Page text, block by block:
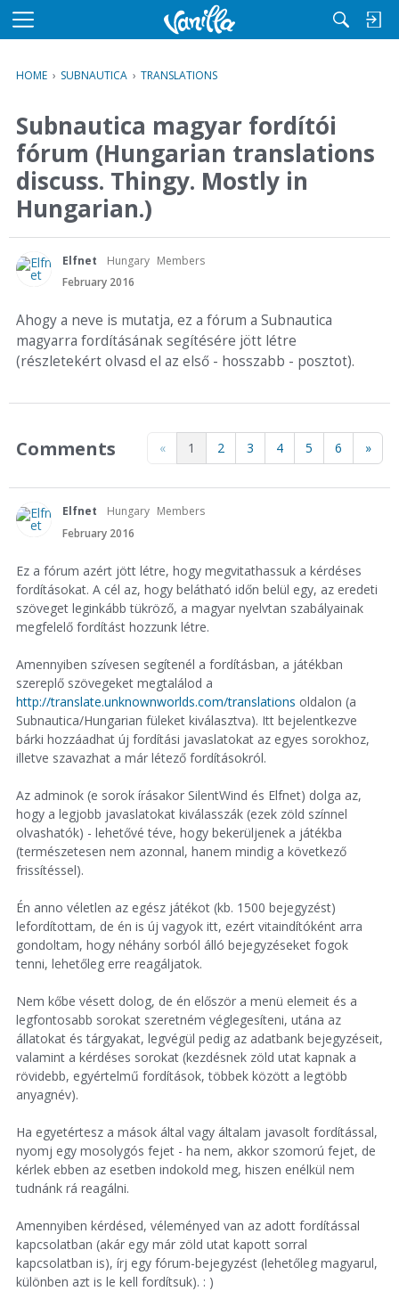
M
u
HOME › SUBNAUTICA › TRANSLATIONS
Subnautica magyar fordítói
fórum (Hungarian translations
discuss. Thingy. Mostly in
Hungarian.)
Elfnet Hungary Members
February 2016
Ahogy a neve is mutatja, ez a fórum a Subnautica
magyarra fordításának segítésére jött létre
(részletekért olvasd el az első - hosszabb - posztot).
« 1 2 3 4 5 6 »
Comments
Elfnet Hungary Members
February 2016
Ez a fórum azért jött létre, hogy megvitathassuk a kérdéses
fordításokat. A cél az, hogy belátható időn belül egy, az eredeti
szöveget leginkább tükröző, a magyar nyelvtan szabályainak
megfelelő fordítást hozzunk létre.
Amennyiben szívesen segítenél a fordításban, a játékban
szereplő szövegeket megtalálod a
http://translate.unknownworlds.com/translations oldalon (a
Subnautica/Hungarian füleket kiválasztva). Itt bejelentkezve
bárki hozzáadhat új fordítási javaslatokat az egyes sorokhoz,
illetve szavazhat a már létező fordításokról.
Az adminok (e sorok írásakor SilentWind és Elfnet) dolga az,
hogy a legjobb javaslatokat kiválasszák (ezek zöld színnel
olvashatók) - lehetővé téve, hogy bekerüljenek a játékba
(természetesen nem azonnal, hanem mindig a következő
frissítéssel).
Én anno véletlen az egész játékot (kb. 1500 bejegyzést)
lefordítottam, de én is új vagyok itt, ezért vitaindítóként arra
gondoltam, hogy néhány sorból álló bejegyzéseket fogok
tenni, lehetőleg erre reagáljatok.
Nem kőbe vésett dolog, de én először a menü elemeit és a
legfontosabb sorokat szeretném véglegesíteni, utána az
állatokat és tárgyakat, legvégül pedig az adatbank bejegyzéseit,
valamint a kérdéses sorokat (kezdésnek zöld utat kapnak a
rövidebb, egyértelmű fordítások, többek között a legtöbb
anyagnév).
Ha egyetértesz a mások által vagy általam javasolt fordítással,
nyomj egy mosolygós fejet - ha nem, akkor szomorú fejet, de
kérlek ebben az esetben indokold meg, hiszen enélkül nem
tudnánk rá reagálni.
Amennyiben kérdésed, véleményed van az adott fordítással
kapcsolatban (akár egy már zöld utat kapott sorral
kapcsolatban is), írj egy fórum-bejegyzést (lehetőleg magyarul,
különben azt is le kell fordítsuk). : )